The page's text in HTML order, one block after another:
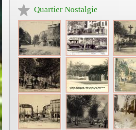
Quartier Nostalgie